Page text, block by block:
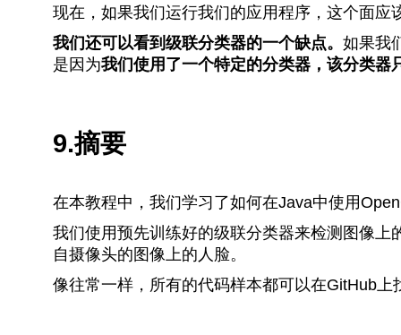
现在，如果我们运行我们的应用程序，这个面应
我们还可以看到级联分类器的一个缺点。 如果我
是因为我们使用了一个特定的分类器，该分类器
9.摘要
在本教程中，我们学习了如何在Java中使用
我们使用预先训练好的级联分类器来检测图像
自摄像头的图像上的人脸。
像往常一样，所有的代码样本都可以在GitHub上